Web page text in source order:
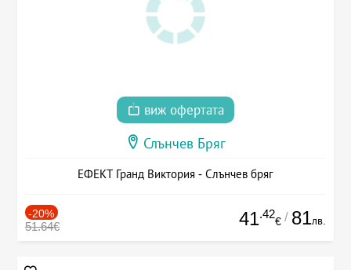
виж офертата
Слънчев Бряг
ЕФЕКТ Гранд Виктория - Слънчев бряг
-20%
51.64€ 41.42
€ / 81лв.